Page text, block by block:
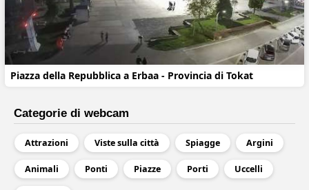
Piazza della Repubblica a Erbaa - Provincia di Tokat
Categorie di webcam
Attrazioni Viste sulla città Spiagge Argini
Animali Ponti Piazze Porti Uccelli